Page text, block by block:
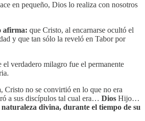
en pequeño, Dios lo realiza con nosotros
afirma: que Cristo, al encarnarse ocultó el
y que tan sólo la reveló en Tabor por
el verdadero milagro fue el permanente
, Cristo no se convirtió en lo que no era
a sus discípulos tal cual era… Dios Hijo…
divina, durante el tiempo de su